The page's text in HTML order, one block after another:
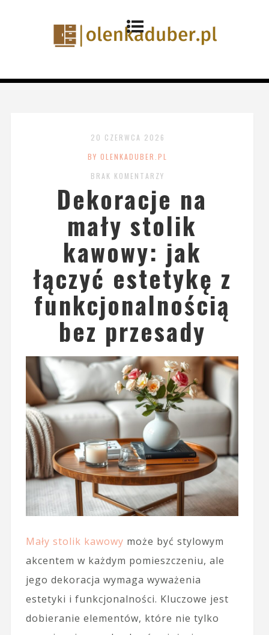
20 CZERWCA 2026
BY OLENKADUBER.PL
BRAK KOMENTARZY
Dekoracje na
mały stolik
kawowy: jak
łączyć estetykę z
funkcjonalnością
bez przesady
Mały stolik kawowy może być stylowym
akcentem w każdym pomieszczeniu, ale
jego dekoracja wymaga wyważenia
estetyki i funkcjonalności. Kluczowe jest
dobieranie elementów, które nie tylko